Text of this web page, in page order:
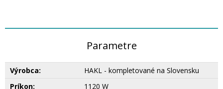
Parametre
Výrobca:
HAKL - kompletované na Slovensku
Príkon:
1120 W